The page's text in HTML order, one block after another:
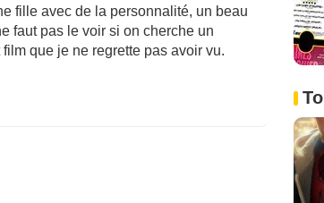
fille avec de la personnalité, un beau
faut pas le voir si on cherche un
que je ne regrette pas avoir vu.